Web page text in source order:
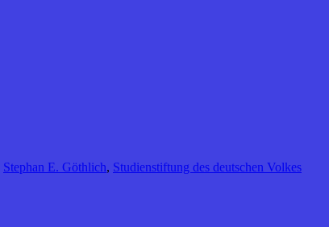
Stephan E. Göthlich, Studienstiftung des deutschen Volkes